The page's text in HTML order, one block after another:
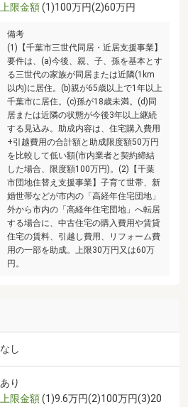
上限金額(1)100万円(2)60万円
備考
(1)【千葉市三世代同居・近居支援事業】
要件は、(a)今後、親、子、孫を基本とす
る三世代の家族が同居または近隣(1km
以内)に居住。(b)親が65歳以上で1年以上
千葉市に居住。(c)孫が18歳未満。(d)同
居または近隣の状態が今後3年以上継続
する見込み。助成内容は、住宅購入費用
+引越費用の合計額と助成限度額50万円
を比較して低い額(市内業者と契約締結
した場合、限度額100万円)。(2)【千葉
市団地住替え支援事業】子育て世帯、新
婚世帯などが市内の「高経年住宅団地」
外から市内の「高経年住宅団地」へ転居
する場合に、中古住宅の購入費用や賃貸
住宅の賃料、引越し費用、リフォーム費
用の一部を助成。上限30万円又は60万
円。
なし
あり
上限金額(1)9.6万円(2)100万円(3)20